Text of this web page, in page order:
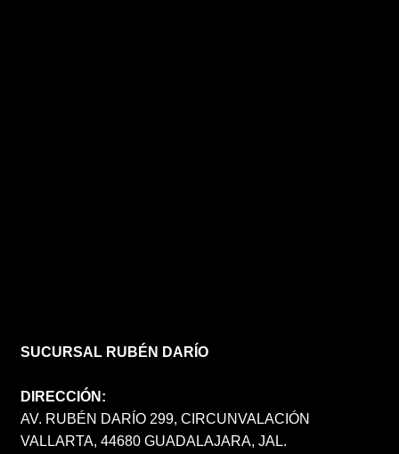
SUCURSAL RUBÉN DARÍO
DIRECCIÓN:
AV. RUBÉN DARÍO 299, CIRCUNVALACIÓN
VALLARTA, 44680 GUADALAJARA, JAL.